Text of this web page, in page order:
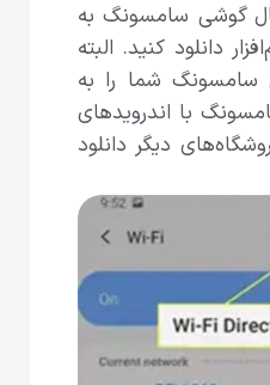
گوشی سامسونگ به
دانلود کنید. البته
سامسونگ شما را به
با اندروید‌های
دیگر دانلود